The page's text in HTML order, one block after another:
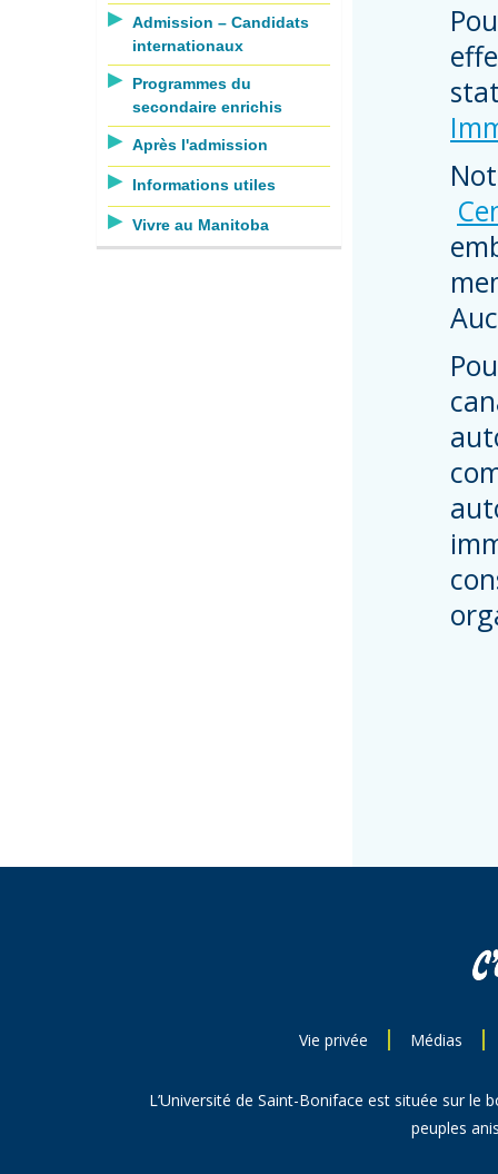
Admission – Candidats
internationaux
Programmes du
secondaire enrichis
Après l'admission
Informations utiles
Vivre au Manitoba
Vie privée Médias
L’Université de Saint-Boniface est située sur le
peuples